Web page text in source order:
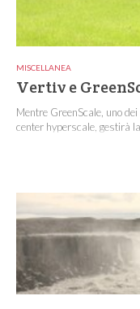
MISCELLANEA
Vertiv e
Mentre GreenScale, uno
center hyperscale, gestirà la